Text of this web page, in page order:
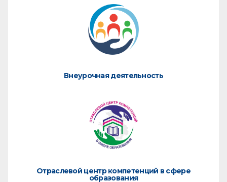
Внеурочная деятельность
Отраслевой центр компетенций в сфере
образования